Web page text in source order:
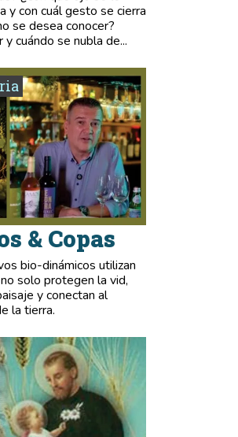
y con cuál gesto se cierra
se desea conocer?
cuándo se nubla de...
& Copas
bio-dinámicos utilizan
solo protegen la vid,
y conectan al
la tierra.